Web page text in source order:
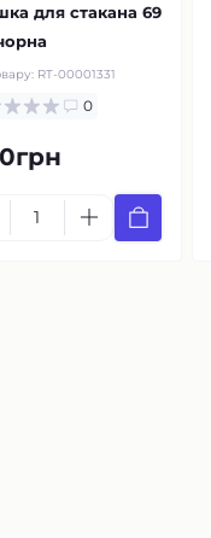
для стакана 69
RT-00001331
0